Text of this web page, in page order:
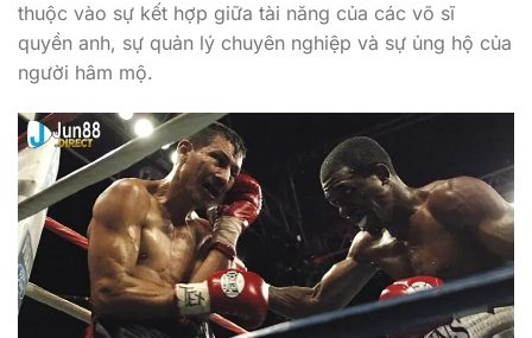
thuộc vào sự kết hợp giữa tài năng của các võ sĩ
quyền anh, sự quản lý chuyên nghiệp và sự ủng hộ của
người hâm mộ.